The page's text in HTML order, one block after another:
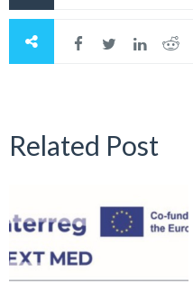
Related Post